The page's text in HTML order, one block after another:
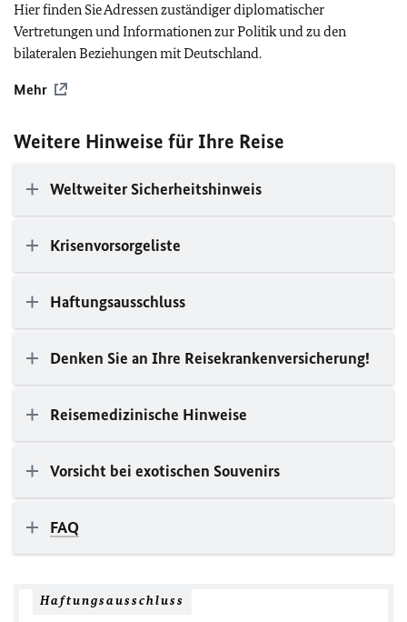
Hier finden Sie Adressen zuständiger diplomatischer
Vertretungen und Informationen zur Politik und zu den
bilateralen Beziehungen mit Deutschland.
Mehr
Weitere Hinweise für Ihre Reise
Weltweiter Sicherheitshinweis
Krisenvorsorgeliste
Haftungsausschluss
Denken Sie an Ihre Reisekrankenversicherung!
Reisemedizinische Hinweise
Vorsicht bei exotischen Souvenirs
FAQ
Haftungsausschluss